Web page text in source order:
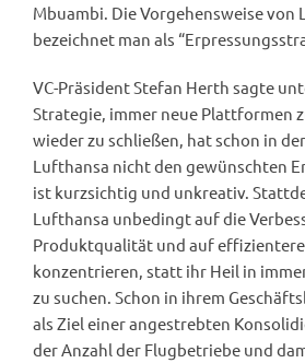
Mbuambi. Die Vorgehensweise von
bezeichnet man als
VC-Präsident Stefan Herth sagte
Strategie, immer neue Plattformen
wieder zu schließen, hat schon in
Lufthansa nicht den gewünschten
ist kurzsichtig und unkreativ.
Lufthansa unbedingt auf die
Produktqualität und auf
konzentrieren, statt ihr Heil in
zu suchen. Schon in ihrem
als Ziel einer angestrebten
der Anzahl der Flugbetriebe und